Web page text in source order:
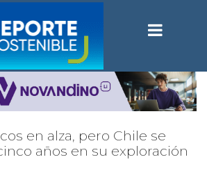
en alza, pero Chile se
años en su exploración